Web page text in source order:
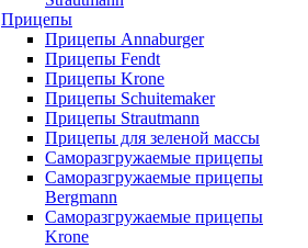
Прицепы
Прицепы Annaburger
Прицепы Fendt
Прицепы Krone
Прицепы Schuitemaker
Прицепы Strautmann
Прицепы для зеленой массы
Саморазгружаемые прицепы
Саморазгружаемые прицепы
Bergmann
Саморазгружаемые прицепы
Krone